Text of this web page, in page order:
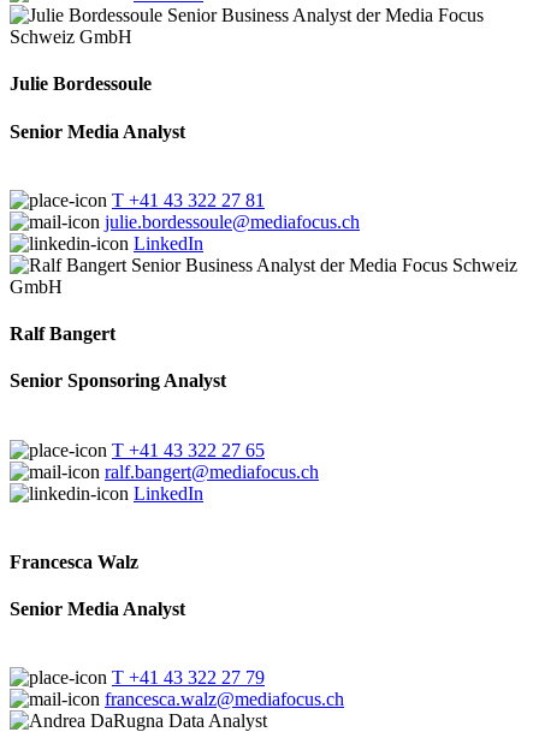
Julie Bordessoule
Senior Media Analyst
T +41 43 322 27 81
julie.bordessoule@mediafocus.ch
LinkedIn
Ralf Bangert
Senior Sponsoring Analyst
T +41 43 322 27 65
ralf.bangert@mediafocus.ch
LinkedIn
Francesca Walz
Senior Media Analyst
T +41 43 322 27 79
francesca.walz@mediafocus.ch